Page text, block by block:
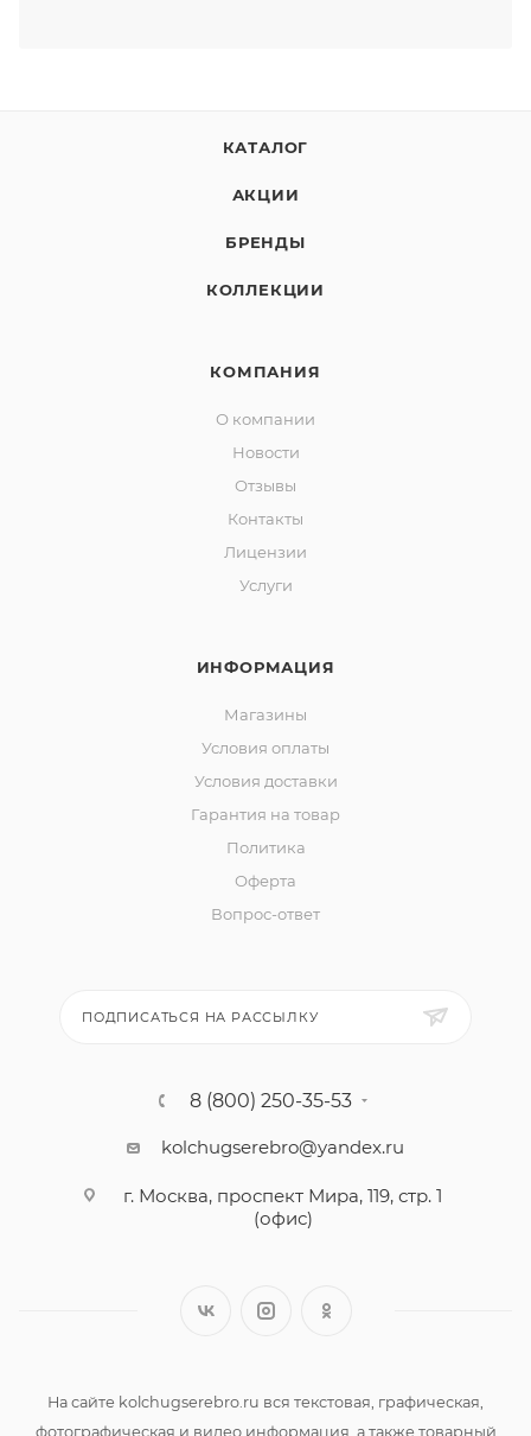
КАТАЛОГ
АКЦИИ
БРЕНДЫ
КОЛЛЕКЦИИ
КОМПАНИЯ
О компании
Новости
Отзывы
Контакты
Лицензии
Услуги
ИНФОРМАЦИЯ
Магазины
Условия оплаты
Условия доставки
Гарантия на товар
Политика
Оферта
Вопрос-ответ
ПОДПИСАТЬСЯ НА РАССЫЛКУ
8 (800) 250-35-53
kolchugserebro@yandex.ru
г. Москва, проспект Мира, 119, стр. 1
(офис)
На сайте kolchugserebro.ru вся текстовая, графическая,
фотографическая и видео информация, а также товарный